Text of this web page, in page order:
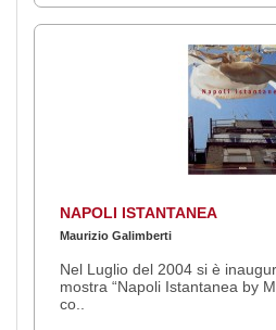
NAPOLI ISTANTANEA
Maurizio Galimberti
Nel Luglio del 2004 si è
mostra “Napoli Istantanea by
co..